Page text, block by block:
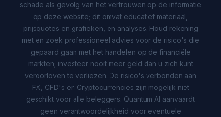
schade als gevolg van het vertrouwen op de informatie
op deze website; dit omvat educatief materiaal,
prijsquotes en grafieken, en analyses. Houd rekening
met en zoek professioneel advies voor de risico's die
gepaard gaan met het handelen op de financiële
markten; investeer nooit meer geld dan u zich kunt
veroorloven te verliezen. De risico's verbonden aan
FX, CFD's en Cryptocurrencies zijn mogelijk niet
geschikt voor alle beleggers. Quantum AI aanvaardt
geen verantwoordelijkheid voor eventuele